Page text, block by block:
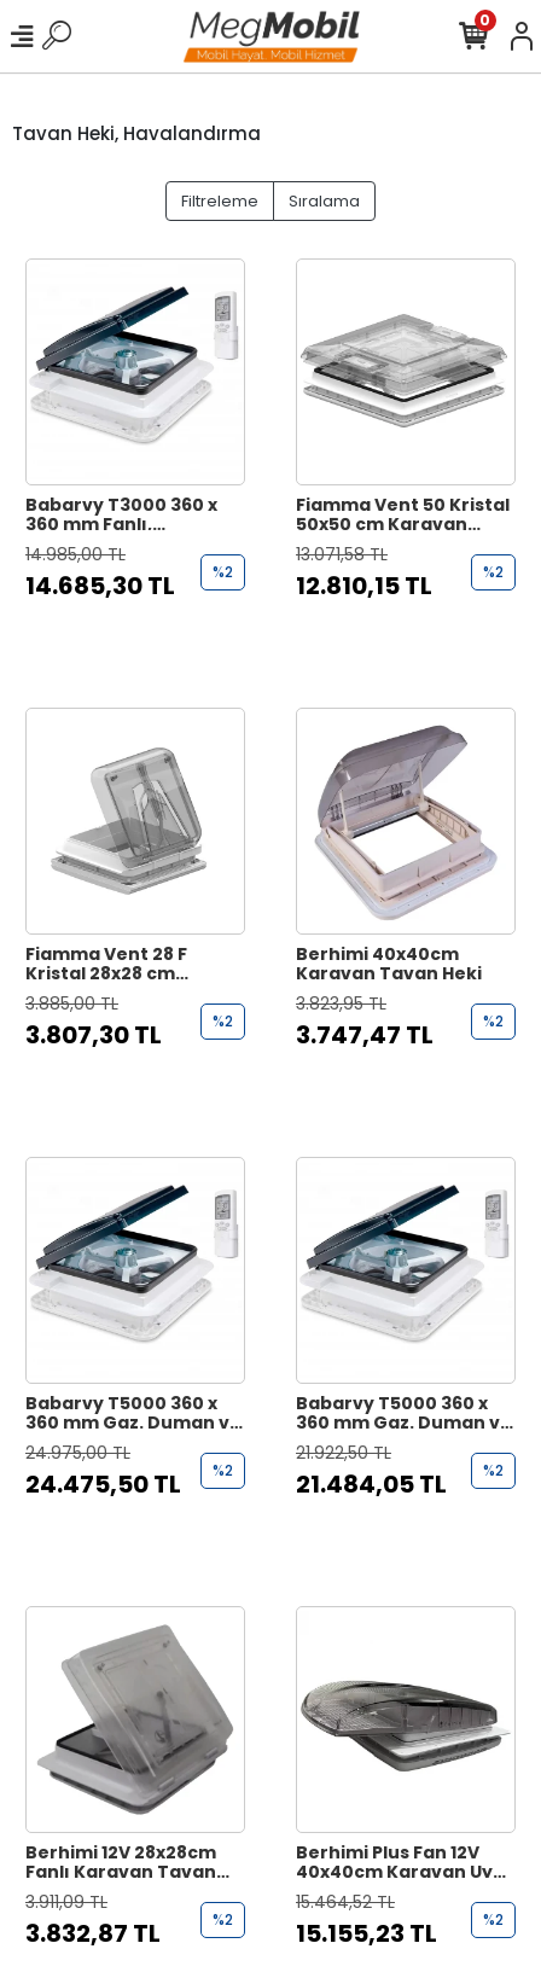
0
Tavan Heki, Havalandırma
Filtreleme Sıralama
Babarvy T3000 360 x
360 mm Fanlı,
Kumandalı, Yağmur
Sensörlü Tavan Heki
14.985,00 TL
14.685,30 TL %2
Fiamma Vent 50 Kristal
50x50 cm Karavan
Tavan Heki
13.071,58 TL
12.810,15 TL %2
Fiamma Vent 28 F
Kristal 28x28 cm
Karavan Tavan Heki
3.885,00 TL
3.807,30 TL %2
Berhimi 40x40cm
Karavan Tavan Heki
3.823,95 TL
3.747,47 TL %2
Babarvy T5000 360 x
360 mm Gaz. Duman ve
Yağmur Sensörlü Fanlı
Aydınlatmalı Tavan
Heki
24.975,00 TL
24.475,50 TL %2
Babarvy T5000 360 x
360 mm Gaz. Duman ve
Yağmur Sensörlü Fanlı
Tavan Heki
21.922,50 TL
21.484,05 TL %2
Berhimi 12V 28x28cm
Fanlı Karavan Tavan
Heki
3.911,09 TL
3.832,87 TL %2
Berhimi Plus Fan 12V
40x40cm Karavan Uyku
Kliması
15.464,52 TL
15.155,23 TL %2